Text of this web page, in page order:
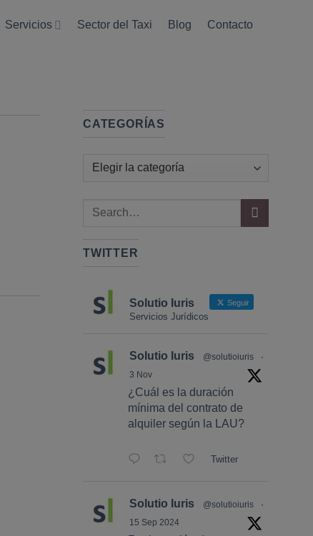
Servicios Sector del Taxi Blog Contacto
CATEGORÍAS
Categorías
TWITTER
Solutio Iuris Seguir
Servicios Jurídicos
Solutio Iuris @solutioiuris
·
3 Nov
¿Cuál es la duración
mínima del contrato de
alquiler según la LAU?
Twitter
Solutio Iuris @solutioiuris
·
15 Sep 2024